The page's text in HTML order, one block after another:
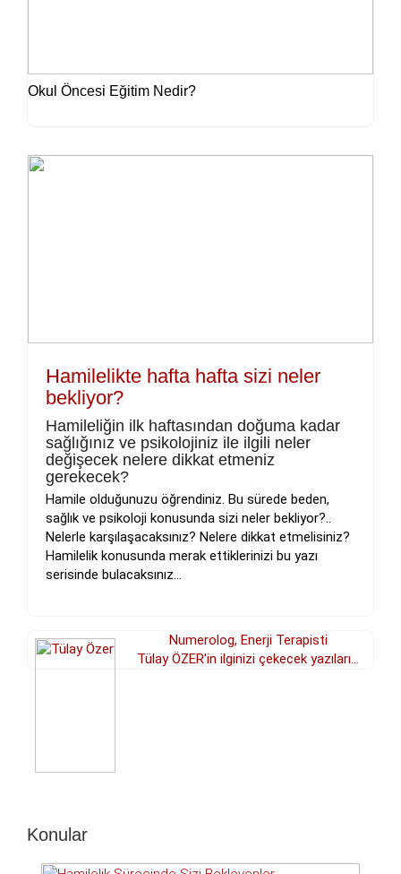
Okul Öncesi Eğitim Nedir?
Hamilelikte hafta hafta sizi neler
bekliyor?
Hamileliğin ilk haftasından doğuma kadar
sağlığınız ve psikolojiniz ile ilgili neler
değişecek nelere dikkat etmeniz
gerekecek?
Hamile olduğunuzu öğrendiniz. Bu sürede beden,
sağlık ve psikoloji konusunda sizi neler bekliyor?..
Nelerle karşılaşacaksınız? Nelere dikkat etmelisiniz?
Hamilelik konusunda merak ettiklerinizi bu yazı
serisinde bulacaksınız...
Numerolog, Enerji Terapisti
Tülay ÖZER'in ilginizi çekecek yazıları...
Konular